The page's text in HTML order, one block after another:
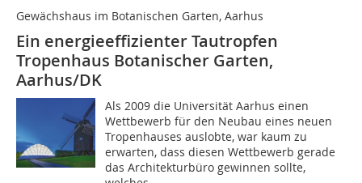
Gewächshaus im Botanischen Garten, Aarhus
Ein energieeffizienter Tautropfen
Tropenhaus Botanischer Garten,
Aarhus/DK
Als 2009 die Universität Aarhus einen
Wettbewerb für den Neubau eines neuen
Tropenhauses auslobte, war kaum zu
erwarten, dass diesen Wettbewerb gerade
das Architekturbüro gewinnen sollte,